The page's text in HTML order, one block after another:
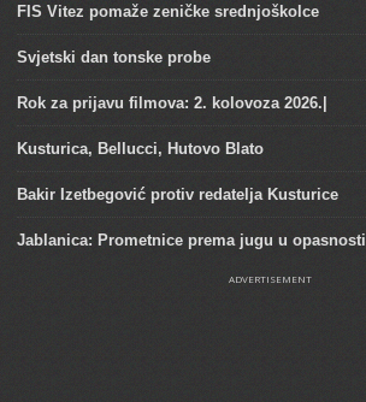
FIS Vitez pomaže zeničke srednjoškolce
Svjetski dan tonske probe
Rok za prijavu filmova: 2. kolovoza 2026.|
Kusturica, Bellucci, Hutovo Blato
Bakir Izetbegović protiv redatelja Kusturice
Jablanica: Prometnice prema jugu u opasnosti
ADVERTISEMENT